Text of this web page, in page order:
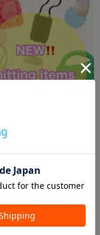
市川ニッケコルトンプラザ店
市川ニッケコルトンプラザ店